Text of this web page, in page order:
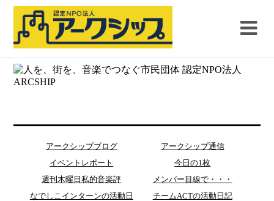
アークシップブログ
アークシップ通信
イベントレポート
今日の1枚
週刊木曜日私的音楽評
メンバー目線で・・・
なでしこインターンの活動日
チームACTの活動日記